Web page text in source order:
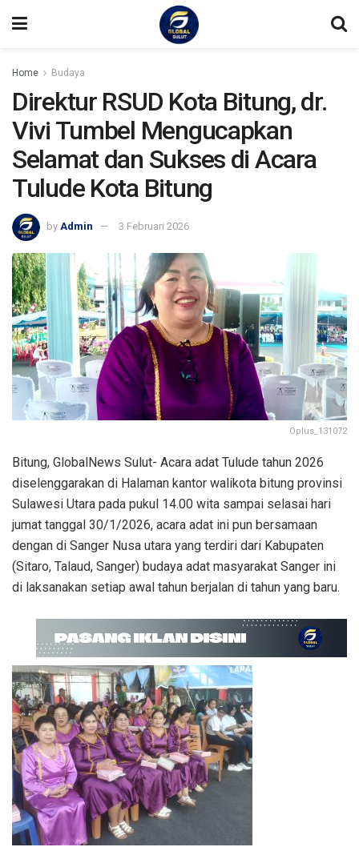
Home Budaya
Direktur RSUD Kota Bitung, dr.
Vivi Tumbel Mengucapkan
Selamat dan Sukses di Acara
Tulude Kota Bitung
by Admin 3 Februari 2026
Oplus_131072
Bitung, GlobalNews Sulut- Acara adat Tulude tahun 2026
diselenggarakan di Halaman kantor walikota bitung provinsi
Sulawesi Utara pada pukul 14.00 wita sampai selasai hari
jumat tanggal 30/1/2026, acara adat ini pun bersamaan
dengan di Sanger Nusa utara yang terdiri dari Kabupaten
(Sitaro, Talaud, Sanger) budaya adat masyarakat Sanger ini
di laksanakan setiap awal tahun berjalan di tahun yang baru.